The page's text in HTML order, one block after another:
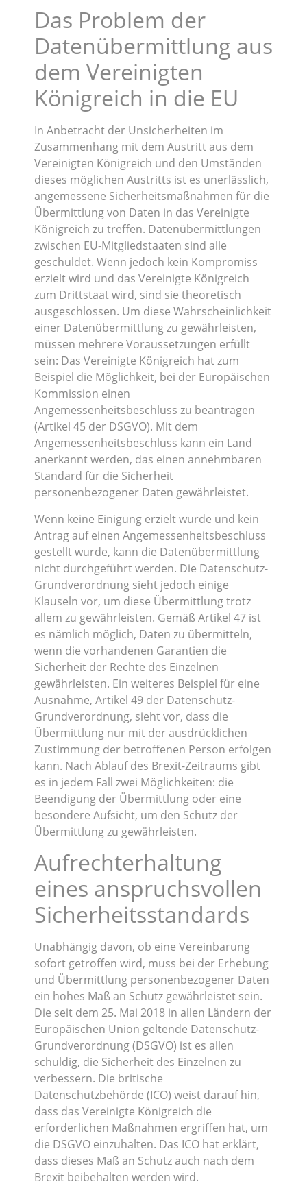
Das Problem der
Datenübermittlung aus
dem Vereinigten
Königreich in die EU
In Anbetracht der Unsicherheiten im
Zusammenhang mit dem Austritt aus dem
Vereinigten Königreich und den Umständen
dieses möglichen Austritts ist es unerlässlich,
angemessene Sicherheitsmaßnahmen für die
Übermittlung von Daten in das Vereinigte
Königreich zu treffen. Datenübermittlungen
zwischen EU-Mitgliedstaaten sind alle
geschuldet. Wenn jedoch kein Kompromiss
erzielt wird und das Vereinigte Königreich
zum Drittstaat wird, sind sie theoretisch
ausgeschlossen. Um diese Wahrscheinlichkeit
einer Datenübermittlung zu gewährleisten,
müssen mehrere Voraussetzungen erfüllt
sein: Das Vereinigte Königreich hat zum
Beispiel die Möglichkeit, bei der Europäischen
Kommission einen
Angemessenheitsbeschluss zu beantragen
(Artikel 45 der DSGVO). Mit dem
Angemessenheitsbeschluss kann ein Land
anerkannt werden, das einen annehmbaren
Standard für die Sicherheit
personenbezogener Daten gewährleistet.
Wenn keine Einigung erzielt wurde und kein
Antrag auf einen Angemessenheitsbeschluss
gestellt wurde, kann die Datenübermittlung
nicht durchgeführt werden. Die Datenschutz-
Grundverordnung sieht jedoch einige
Klauseln vor, um diese Übermittlung trotz
allem zu gewährleisten. Gemäß Artikel 47 ist
es nämlich möglich, Daten zu übermitteln,
wenn die vorhandenen Garantien die
Sicherheit der Rechte des Einzelnen
gewährleisten. Ein weiteres Beispiel für eine
Ausnahme, Artikel 49 der Datenschutz-
Grundverordnung, sieht vor, dass die
Übermittlung nur mit der ausdrücklichen
Zustimmung der betroffenen Person erfolgen
kann. Nach Ablauf des Brexit-Zeitraums gibt
es in jedem Fall zwei Möglichkeiten: die
Beendigung der Übermittlung oder eine
besondere Aufsicht, um den Schutz der
Übermittlung zu gewährleisten.
Aufrechterhaltung
eines anspruchsvollen
Sicherheitsstandards
Unabhängig davon, ob eine Vereinbarung
sofort getroffen wird, muss bei der Erhebung
und Übermittlung personenbezogener Daten
ein hohes Maß an Schutz gewährleistet sein.
Die seit dem 25. Mai 2018 in allen Ländern der
Europäischen Union geltende Datenschutz-
Grundverordnung (DSGVO) ist es allen
schuldig, die Sicherheit des Einzelnen zu
verbessern. Die britische
Datenschutzbehörde (ICO) weist darauf hin,
dass das Vereinigte Königreich die
erforderlichen Maßnahmen ergriffen hat, um
die DSGVO einzuhalten. Das ICO hat erklärt,
dass dieses Maß an Schutz auch nach dem
Brexit beibehalten werden wird.